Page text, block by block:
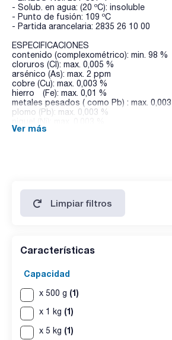
- Solub. en agua: (20 ºC): insoluble
- Punto de fusión: 109 ºC
- Partida arancelaria: 2835 26 10 00
ESPECIFICACIONES
contenido (complexométrico): min. 98 %
cloruros (Cl): max. 0,005 %
arsénico (As): max. 2 ppm
cobre (Cu): max. 0,003 %
hierro (Fe): max. 0,01 %
metales pesados ( como Pb) : max.
plomo (Pb): max. 0,003 %
Ver más
Limpiar filtros
Características
Capacidad
x 500 g (1)
x 1 kg (1)
x 5 kg (1)